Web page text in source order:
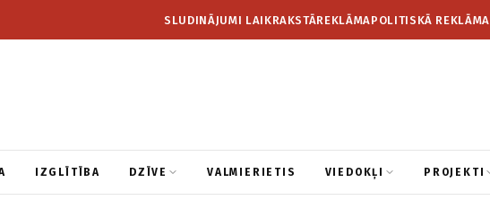
SLUDINĀJUMI LAIKRAKSTĀREKLĀMAPOLITISKĀ REKLĀMA
IZGLĪTĪBA DZĪVE VALMIERIETIS VIEDOKĻI PROJEKTI